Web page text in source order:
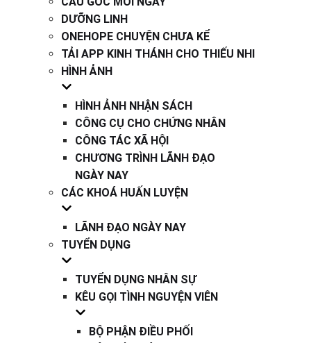
DƯỠNG LINH
ONEHOPE CHUYỆN CHƯA KỂ
TẢI APP KINH THÁNH CHO THIẾU NHI
HÌNH ẢNH
HÌNH ẢNH NHẬN SÁCH
CÔNG CỤ CHO CHỨNG NHÂN
CÔNG TÁC XÃ HỘI
CHƯƠNG TRÌNH LÃNH ĐẠO
NGÀY NAY
CÁC KHOÁ HUẤN LUYỆN
LÃNH ĐẠO NGÀY NAY
TUYỂN DỤNG
TUYỂN DỤNG NHÂN SỰ
KÊU GỌI TÌNH NGUYỆN VIÊN
BỘ PHẬN ĐIỀU PHỐI